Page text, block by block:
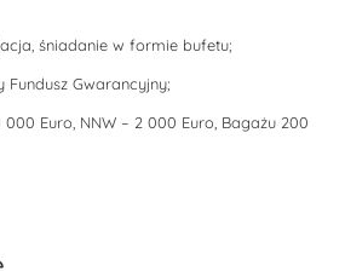
śniadanie w formie bufetu;
Fundusz Gwarancyjny;
000 Euro, NNW – 2 000 Euro, Bagażu 200